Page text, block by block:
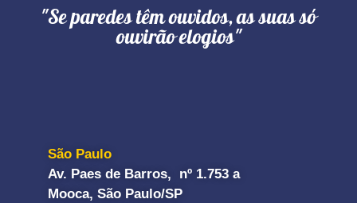
"Se paredes têm ouvidos, as suas só
ouvirão elogios"
São Paulo
Av. Paes de Barros, nº 1.753 a
Mooca, São Paulo/SP